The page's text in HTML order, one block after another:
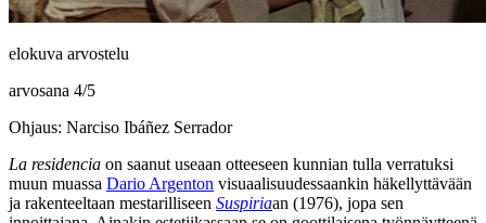
elokuva arvostelu
arvosana 4/5
Ohjaus: Narciso Ibáñez Serrador
La residencia on saanut useaan otteeseen kunnian tulla verratuksi
muun muassa Dario Argenton visuaalisuudessaankin häkellyttävään
ja rakenteeltaan mestarilliseen Suspiriaan (1976), jopa sen